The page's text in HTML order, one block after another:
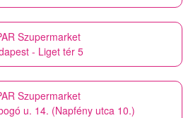
Szupermarket
- Liget tér 5
Szupermarket
u. 14. (Napfény utca 10.)